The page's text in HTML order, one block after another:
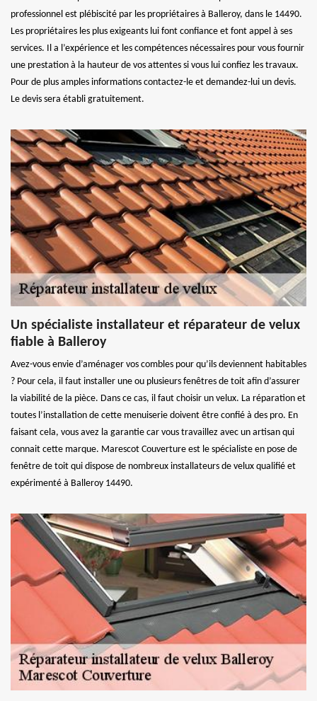
professionnel est plébiscité par les propriétaires à Balleroy, dans le 14490.
Les propriétaires les plus exigeants lui font confiance et font appel à ses
services. Il a l’expérience et les compétences nécessaires pour vous fournir
une prestation à la hauteur de vos attentes si vous lui confiez les travaux.
Pour de plus amples informations contactez-le et demandez-lui un devis.
Le devis sera établi gratuitement.
Un spécialiste installateur et réparateur de velux
fiable à Balleroy
Avez-vous envie d’aménager vos combles pour qu’ils deviennent habitables
? Pour cela, il faut installer une ou plusieurs fenêtres de toit afin d’assurer
la viabilité de la pièce. Dans ce cas, il faut choisir un velux. La réparation et
toutes l’installation de cette menuiserie doivent être confié à des pro. En
faisant cela, vous avez la garantie car vous travaillez avec un artisan qui
connait cette marque. Marescot Couverture est le spécialiste en pose de
fenêtre de toit qui dispose de nombreux installateurs de velux qualifié et
expérimenté à Balleroy 14490.